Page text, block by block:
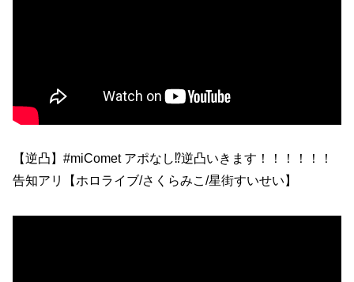
【逆凸】#miComet アポなし⁉逆凸いきます！！！！！！
告知アリ【ホロライブ/さくらみこ/星街すいせい】